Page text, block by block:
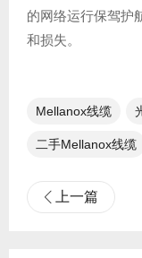
的网络运行保驾护
和损失。
Mellanox线缆
二手Mellanox线缆
上一篇